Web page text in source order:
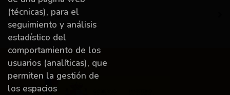
A miña conta
(técnicas), para el
seguimiento y análisis
estadístico del
comportamiento de los
usuarios (analíticas), que
permiten la gestión de
los espacios